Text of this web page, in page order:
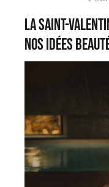
La Saint-
nos idées